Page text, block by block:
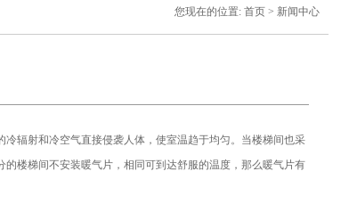
您现在的位置: 首页 > 新闻中心
辐射和冷空气直接侵袭人体，使室温趋于均匀。当楼梯间也采
楼梯间不安装暖气片，相同可到达舒服的温度，那么暖气片有